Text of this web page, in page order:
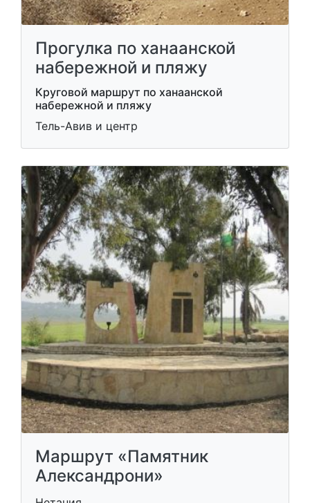
Прогулка по ханаанской
набережной и пляжу
Круговой маршрут по ханаанской
набережной и пляжу
Тель-Авив и центр
Маршрут «Памятник
Александрони»